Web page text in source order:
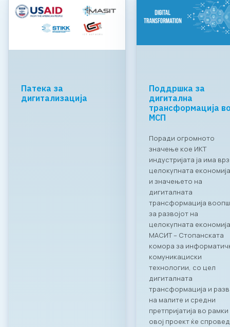
Патека за
дигитализација
Поддршка за
дигитална
трансформација
МСП
Поради огромното
значење кое ИКТ
индустријата ја има врз
целокупната
и значењето на
дигиталната
трансформација
за развојот на
целокупната
МАСИТ – Стопанската
комора за
комуникациски
технологии, со цел
дигиталната
трансформација и
на малите и средни
претпријатија во
овој проект ќе